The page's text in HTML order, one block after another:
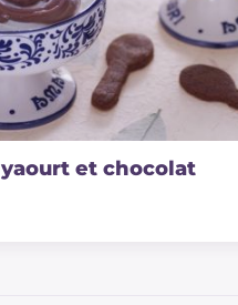
et chocolat